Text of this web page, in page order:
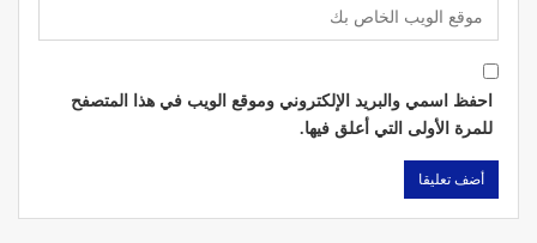
احفظ اسمي والبريد الإلكتروني وموقع الويب في هذا المتصفح
للمرة الأولى التي أعلق فيها.